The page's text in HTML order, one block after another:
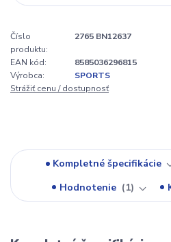
Číslo
produktu:
2765 BN12637
EAN kód:
8585036296815
Výrobca:
SPORTS
Strážiť cenu / dostupnosť
Kompletné špecifikácie
Hodnotenie
1